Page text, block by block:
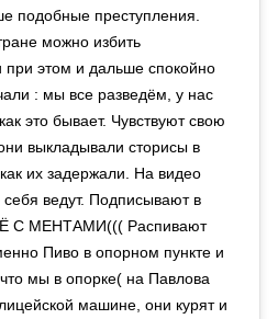
подобные преступления.
можно избить
при этом и дальше спокойно
: мы все разведём, у нас
это бывает. Чувствуют свою
выкладывали сторисы в
их задержали. На видео
себя ведут. Подписывают в
С МЕНТАМИ((( Распивают
Пиво в опорном пункте и
мы в опорке( на Павлова
машине, они курят и